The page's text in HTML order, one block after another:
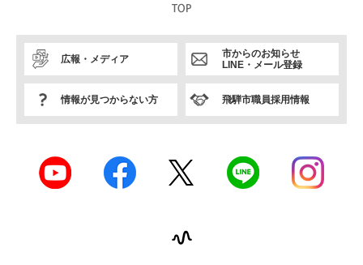
広報・メディア
市からのお知らせ
LINE・メール登録
情報が見つからない方 飛騨市職員採用情報